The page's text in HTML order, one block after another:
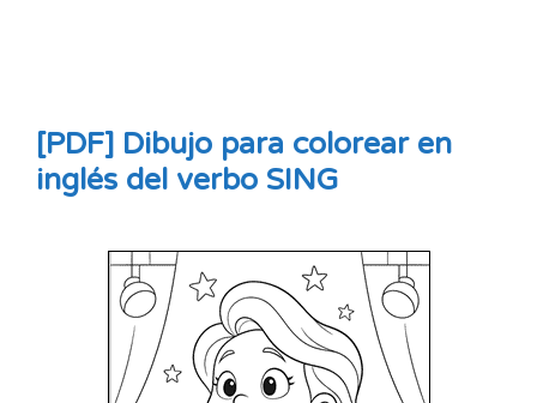
[PDF] Dibujo para colorear en
inglés del verbo SING